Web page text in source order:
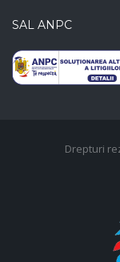
SAL ANPC
Drepturi